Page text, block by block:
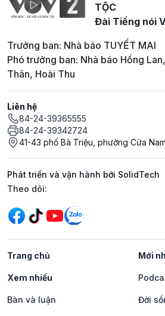
TỘC
Đài Tiếng nói
Trưởng ban: Nhà báo TUYẾT MAI
Phó trưởng ban: Nhà báo Hồng
Thân, Hoài Thu
Liên hệ
84-24-39365555
84-24-39342724
41-43 phố Bà Triệu, phường Cửa
Phát triển và vận hành bởi SolidTech
Mạng xã hội
Theo dõi:
Trang chủ Mới
Xem nhiều
Bàn và luận Đời